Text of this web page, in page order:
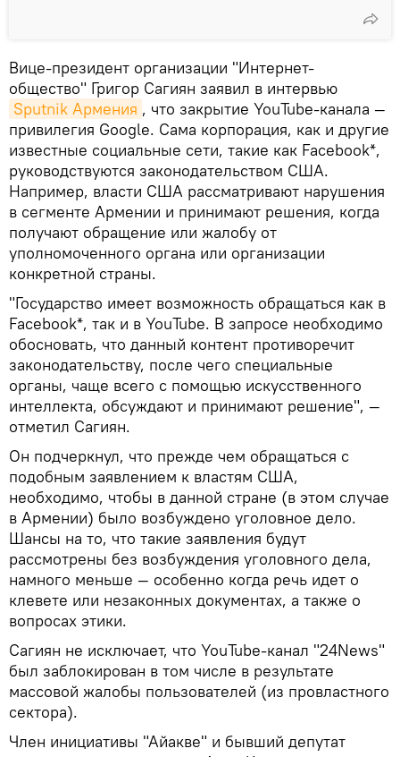
Вице-президент организации "Интернет-
общество" Григор Сагиян заявил в интервью
Sputnik Армения , что закрытие YouTube-канала —
привилегия Google. Сама корпорация, как и другие
известные социальные сети, такие как Facebook*,
руководствуются законодательством США.
Например, власти США рассматривают нарушения
в сегменте Армении и принимают решения, когда
получают обращение или жалобу от
уполномоченного органа или организации
конкретной страны.
"Государство имеет возможность обращаться как в
Facebook*, так и в YouTube. В запросе необходимо
обосновать, что данный контент противоречит
законодательству, после чего специальные
органы, чаще всего с помощью искусственного
интеллекта, обсуждают и принимают решение", —
отметил Сагиян.
Он подчеркнул, что прежде чем обращаться с
подобным заявлением к властям США,
необходимо, чтобы в данной стране (в этом случае
в Армении) было возбуждено уголовное дело.
Шансы на то, что такие заявления будут
рассмотрены без возбуждения уголовного дела,
намного меньше — особенно когда речь идет о
клевете или незаконных документах, а также о
вопросах этики.
Сагиян не исключает, что YouTube-канал "24News"
был заблокирован в том числе в результате
массовой жалобы пользователей (из провластного
сектора).
Член инициативы "Айакве" и бывший депутат